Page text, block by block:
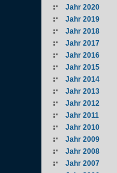
Jahr 2020
Jahr 2019
Jahr 2018
Jahr 2017
Jahr 2016
Jahr 2015
Jahr 2014
Jahr 2013
Jahr 2012
Jahr 2011
Jahr 2010
Jahr 2009
Jahr 2008
Jahr 2007